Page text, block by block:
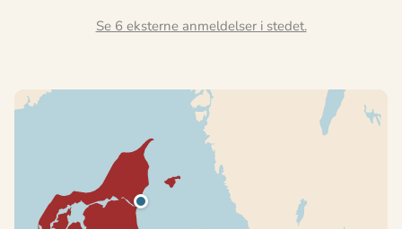
Se 6 eksterne anmeldelser i stedet.